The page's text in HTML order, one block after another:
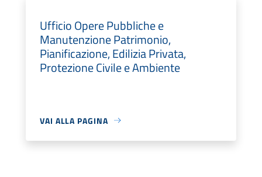
Ufficio Opere Pubbliche e
Manutenzione Patrimonio,
Pianificazione, Edilizia Privata,
Protezione Civile e Ambiente
VAI ALLA PAGINA